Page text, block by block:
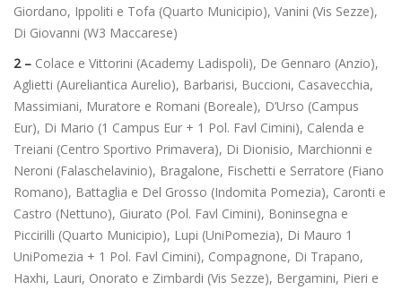
Giordano, Ippoliti e Tofa (Quarto Municipio), Vanini (Vis Sezze),
Di Giovanni (W3 Maccarese)
2 – Colace e Vittorini (Academy Ladispoli), De Gennaro (Anzio),
Aglietti (Aureliantica Aurelio), Barbarisi, Buccioni, Casavecchia,
Massimiani, Muratore e Romani (Boreale), D’Urso (Campus
Eur), Di Mario (1 Campus Eur + 1 Pol. Favl Cimini), Calenda e
Treiani (Centro Sportivo Primavera), Di Dionisio, Marchionni e
Neroni (Falaschelavinio), Bragalone, Fischetti e Serratore (Fiano
Romano), Battaglia e Del Grosso (Indomita Pomezia), Caronti e
Castro (Nettuno), Giurato (Pol. Favl Cimini), Boninsegna e
Piccirilli (Quarto Municipio), Lupi (UniPomezia), Di Mauro 1
UniPomezia + 1 Pol. Favl Cimini), Compagnone, Di Trapano,
Haxhi, Lauri, Onorato e Zimbardi (Vis Sezze), Bergamini, Pieri e